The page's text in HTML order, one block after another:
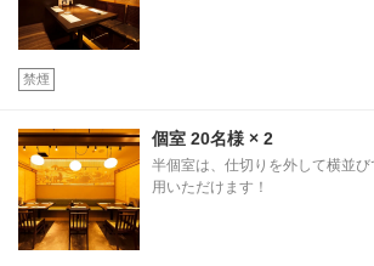
禁煙
個室 20名様 × 2
半個室は、仕切りを外して横並
用いただけます！